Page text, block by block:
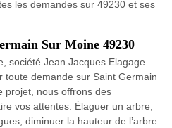
les demandes sur 49230 et ses
Sur Moine 49230
société Jean Jacques Elagage
toute demande sur Saint Germain
projet, nous offrons des
vos attentes. Élaguer un arbre,
diminuer la hauteur de l’arbre